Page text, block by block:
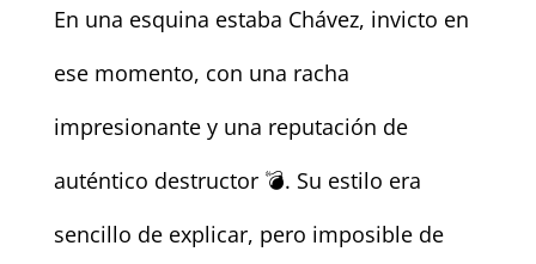
En una esquina estaba Chávez, invicto en
ese momento, con una racha
impresionante y una reputación de
auténtico destructor 💣. Su estilo era
sencillo de explicar, pero imposible de